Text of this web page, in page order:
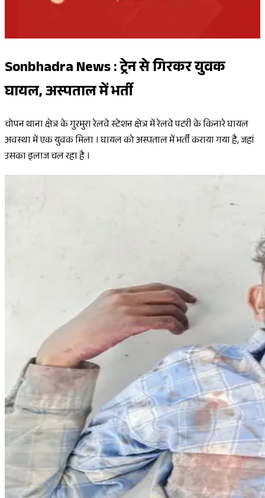
Sonbhadra News : ट्रेन से गिरकर युवक
घायल, अस्पताल में भर्ती
चोपन थाना क्षेत्र के गुरमुरा रेलवे स्टेशन क्षेत्र में रेलवे पटरी के किनारे घायल
अवस्था में एक युवक मिला । घायल को अस्पताल में भर्ती कराया गया है, जहां
उसका इलाज चल रहा है ।